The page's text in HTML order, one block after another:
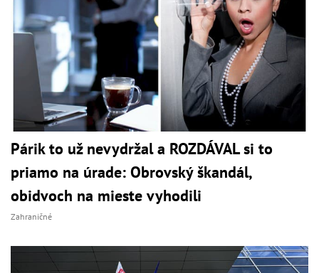
Párik to už nevydržal a ROZDÁVAL si to
priamo na úrade: Obrovský škandál,
obidvoch na mieste vyhodili
Zahraničné